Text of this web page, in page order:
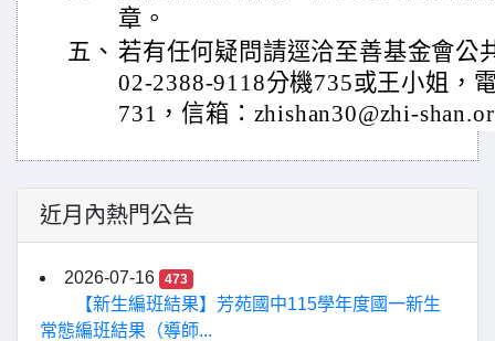
章。
五、 若有任何疑問請逕洽至善基金會公
02-2388-9118分機735或王小姐，
731，信箱：zhishan30@zhi-
近月內熱門公告
2026-07-16 473
【新生編班結果】芳苑國中115學年度國一新生
常態編班結果（導師...